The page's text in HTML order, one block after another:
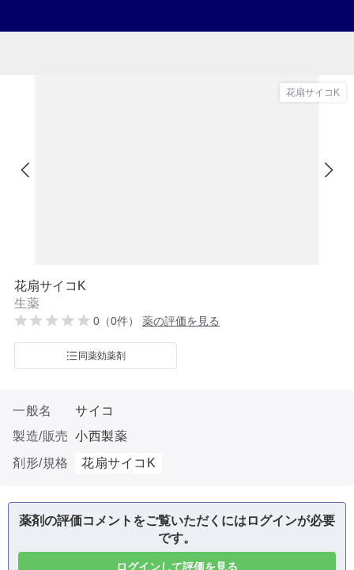
花扇サイコK
花扇サイコK
生薬
0（0件） 薬の評価を見る
同薬効薬剤
一般名
サイコ
製造/販売 小西製薬
剤形/規格
花扇サイコK
薬剤の評価コメントをご覧いただくにはログインが必要
です。
ログインして評価を見る